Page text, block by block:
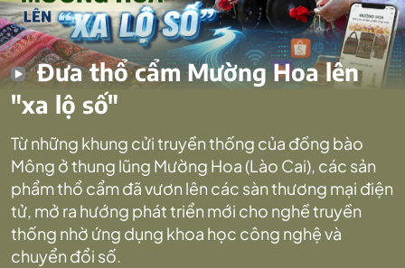
Đưa thổ cẩm Mường Hoa lên
"xa lộ số"
Từ những khung cửi truyền thống của đồng bào
Mông ở thung lũng Mường Hoa (Lào Cai), các sản
phẩm thổ cẩm đã vươn lên các sàn thương mại điện
tử, mở ra hướng phát triển mới cho nghề truyền
thống nhờ ứng dụng khoa học công nghệ và
chuyển đổi số.